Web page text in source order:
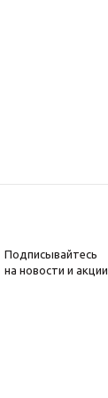
Подписывайтесь
на новости и акции